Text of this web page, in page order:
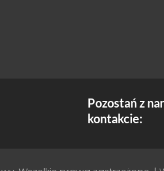
Pozostań z
kontakcie: